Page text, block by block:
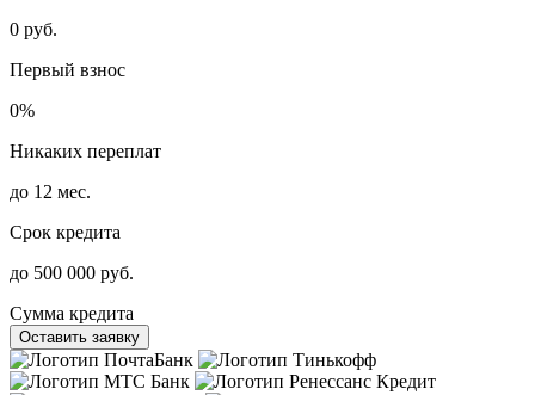
0 руб.
Первый взнос
0%
Никаких переплат
до 12 мес.
Срок кредита
до 500 000 руб.
Сумма кредита
Оставить заявку